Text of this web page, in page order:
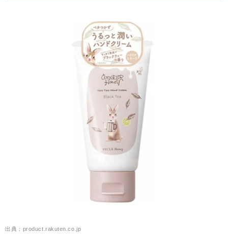
出典：product.rakuten.co.jp